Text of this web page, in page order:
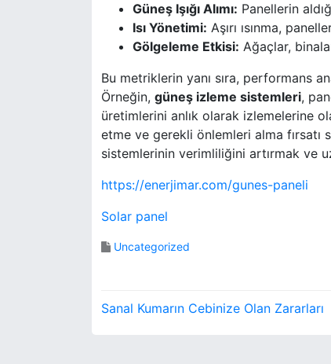
Güneş Işığı Alımı: Panellerin
Isı Yönetimi: Aşırı ısınma,
Gölgeleme Etkisi: Ağaçlar,
Bu metriklerin yanı sıra, performans
Örneğin, güneş izleme sistemleri,
üretimlerini anlık olarak izlemelerine
etme ve gerekli önlemleri alma
sistemlerinin verimliliğini artırmak ve
https://enerjimar.com/gunes-paneli
Solar panel
Uncategorized
Y
Sanal Kumarın Cebinize Olan Zararları